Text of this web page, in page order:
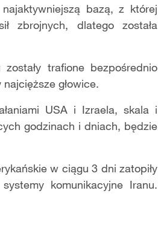
bazą, z której
zbrojnych, dlatego została
trafione bezpośrednio
głowice.
USA i Izraela, skala i
godzinach i dniach, będzie
w ciągu 3 dni zatopiły
komunikacyjne Iranu.